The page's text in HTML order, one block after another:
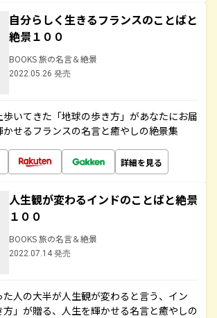
自分らしく生きるフランスのことばと
絶景１００
BOOKS 旅の名言＆絶景
2022.05.26 発売
いてきた「地球の歩き方」があなたにお届
かせるフランスの名言と癒やしの絶景集
詳細を見る
人生観が変わるインドのことばと絶景
１００
BOOKS 旅の名言＆絶景
2022.07.14 発売
人の大半が人生観が変わると言う、イン
方」が贈る、人生を輝かせる名言と癒やしの